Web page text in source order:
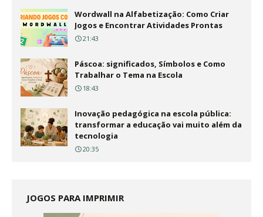
Wordwall na Alfabetização: Como Criar
Jogos e Encontrar Atividades Prontas
21:43
Páscoa: significados, Símbolos e Como
Trabalhar o Tema na Escola
18:43
Inovação pedagógica na escola pública:
transformar a educação vai muito além da
tecnologia
20:35
JOGOS PARA IMPRIMIR